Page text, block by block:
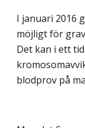
I januari 2016
möjligt för
Det kan i ett
blodprov på